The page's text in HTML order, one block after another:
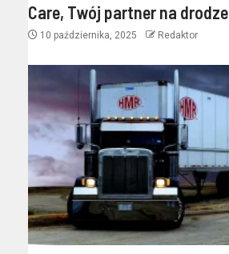
Care, Twój partner na drodze
10 października, 2025 Redaktor